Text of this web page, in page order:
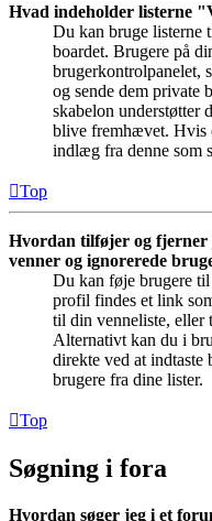
Hvad indeholder listerne
Du kan bruge listerne
boardet. Brugere på
brugerkontrolpanelet,
og sende dem private
skabelon understøtter
blive fremhævet. Hvis
indlæg fra denne som
Top
Hvordan tilføjer og fjerner
venner og ignorerede
Du kan føje brugere
profil findes et link
til din venneliste, eller
Alternativt kan du i
direkte ved at indtaste
brugere fra dine lister.
Top
Søgning i fora
Hvordan søger jeg i et